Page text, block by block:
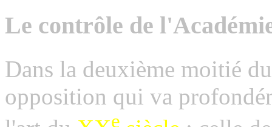
Le contrôle de
Dans la deuxième moitié
opposition qui va
e